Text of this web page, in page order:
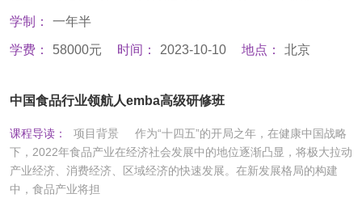
学制： 一年半
学费： 58000元 时间： 2023-10-10 地点： 北京
中国食品行业领航人emba高级研修班
课程导读：
项目背景 作为“十四五”的开局之年，在健康中国战略
下，2022年食品产业在经济社会发展中的地位逐渐凸显，将极大拉动
产业经济、消费经济、区域经济的快速发展。在新发展格局的构建
中，食品产业将担